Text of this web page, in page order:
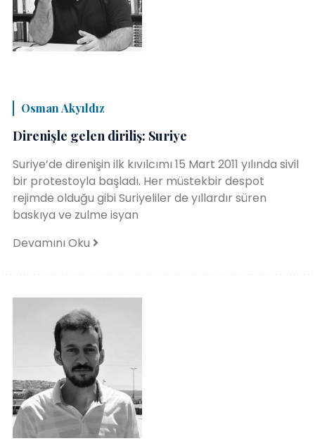
Osman Akyıldız
Direnişle gelen diriliş: Suriye
Suriye’de direnişin ilk kıvılcımı 15 Mart 2011 yılında sivil
bir protestoyla başladı. Her müstekbir despot
rejimde olduğu gibi Suriyeliler de yıllardır süren
baskıya ve zulme isyan
Devamını Oku